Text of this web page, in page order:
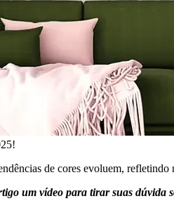
de cores evoluem,
um vídeo para tirar suas dúvida